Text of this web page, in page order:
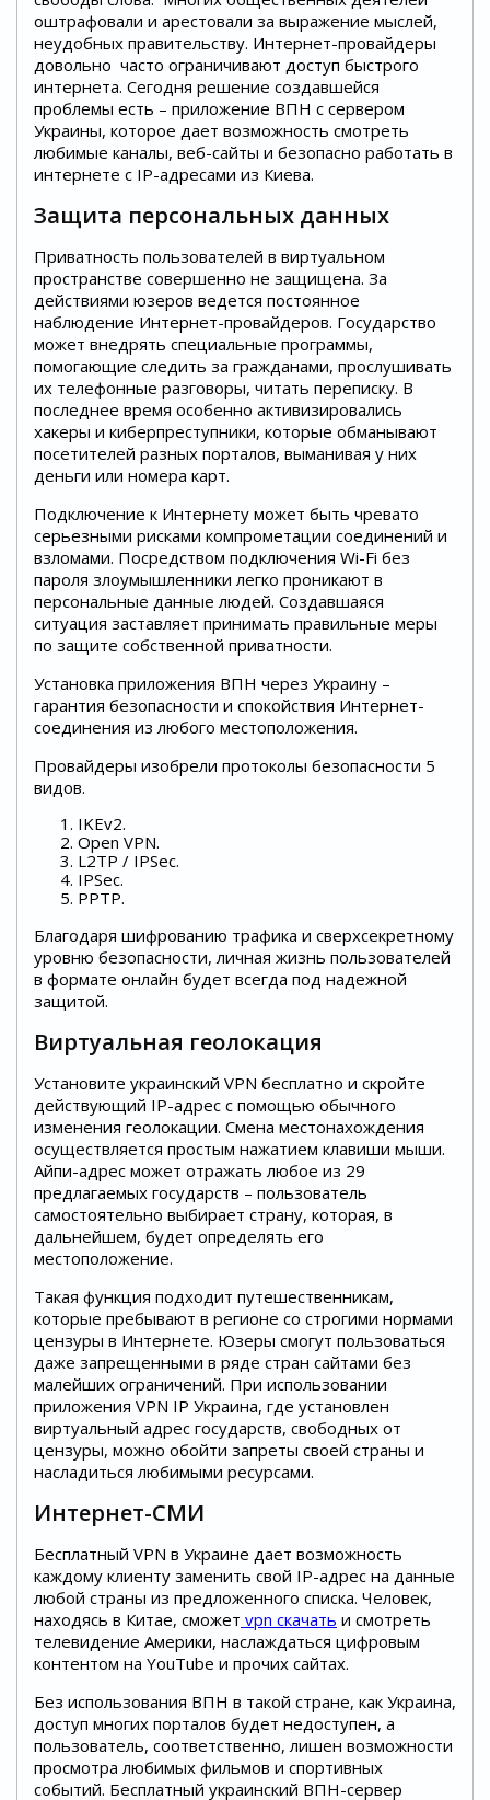
оштрафовали и арестовали за выражение мыслей,
неудобных правительству. Интернет-провайдеры
довольно часто ограничивают доступ быстрого
интернета. Сегодня решение создавшейся
проблемы есть – приложение ВПН с сервером
Украины, которое дает возможность смотреть
любимые каналы, веб-сайты и безопасно работать в
интернете с IP-адресами из Киева.
Защита персональных данных
Приватность пользователей в виртуальном
пространстве совершенно не защищена. За
действиями юзеров ведется постоянное
наблюдение Интернет-провайдеров. Государство
может внедрять специальные программы,
помогающие следить за гражданами, прослушивать
их телефонные разговоры, читать переписку. В
последнее время особенно активизировались
хакеры и киберпреступники, которые обманывают
посетителей разных порталов, выманивая у них
деньги или номера карт.
Подключение к Интернету может быть чревато
серьезными рисками компрометации соединений и
взломами. Посредством подключения Wi-Fi без
пароля злоумышленники легко проникают в
персональные данные людей. Создавшаяся
ситуация заставляет принимать правильные меры
по защите собственной приватности.
Установка приложения ВПН через Украину –
гарантия безопасности и спокойствия Интернет-
соединения из любого местоположения.
Провайдеры изобрели протоколы безопасности 5
видов.
IKEv2.
Open VPN.
L2TP / IPSec.
IPSec.
PPTP.
Благодаря шифрованию трафика и сверхсекретному
уровню безопасности, личная жизнь пользователей
в формате онлайн будет всегда под надежной
защитой.
Виртуальная геолокация
Установите украинский VPN бесплатно и скройте
действующий IP-адрес с помощью обычного
изменения геолокации. Смена местонахождения
осуществляется простым нажатием клавиши мыши.
Айпи-адрес может отражать любое из 29
предлагаемых государств – пользователь
самостоятельно выбирает страну, которая, в
дальнейшем, будет определять его
местоположение.
Такая функция подходит путешественникам,
которые пребывают в регионе со строгими нормами
цензуры в Интернете. Юзеры смогут пользоваться
даже запрещенными в ряде стран сайтами без
малейших ограничений. При использовании
приложения VPN IP Украина, где установлен
виртуальный адрес государств, свободных от
цензуры, можно обойти запреты своей страны и
насладиться любимыми ресурсами.
Интернет-СМИ
Бесплатный VPN в Украине дает возможность
каждому клиенту заменить свой IP-адрес на данные
любой страны из предложенного списка. Человек,
находясь в Китае, сможет vpn скачать и смотреть
телевидение Америки, наслаждаться цифровым
контентом на YouTube и прочих сайтах.
Без использования ВПН в такой стране, как Украина,
доступ многих порталов будет недоступен, а
пользователь, соответственно, лишен возможности
просмотра любимых фильмов и спортивных
событий. Бесплатный украинский ВПН-сервер